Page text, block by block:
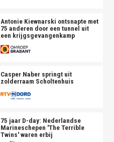
Antonie Kiewnarski ontsnapte met
75 anderen door een tunnel uit
een krijgsgevangenkamp
Casper Naber springt uit
zolderraam Scholtenhuis
75 jaar D-day: Nederlandse
Marineschepen 'The Terrible
Twins' waren erbij